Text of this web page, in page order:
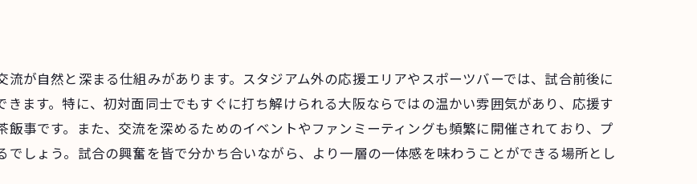
プロ野球伝統の応援スタイルを知る
試合の白熱した瞬間を共有する方法
応援団とともに盛り上がる観戦体験
大阪府ならではの応援文化を楽しむ
が自然と深まる仕組みがあります。スタジアム外の応援エリアやスポーツバーでは、試合前後に
ます。特に、初対面同士でもすぐに打ち解けられる大阪ならではの温かい雰囲気があり、応援す
事です。また、交流を深めるためのイベントやファンミーティングも頻繁に開催されており、プ
しょう。試合の興奮を皆で分かち合いながら、より一層の一体感を味わうことができる場所とし